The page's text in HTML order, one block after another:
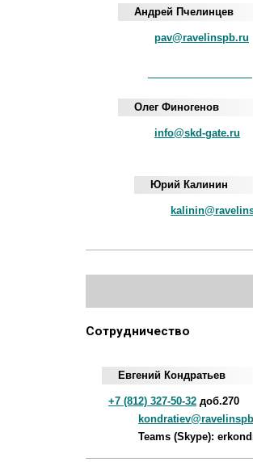
Андрей Пчелинцев
pav@ravelinspb.ru
Олег Финогенов
info@skd-gate.ru
Юрий Калинин
Сотрудничество
Евгений Кондратьев
+7 (812) 327-50-32 доб.270
Teams (Skype):